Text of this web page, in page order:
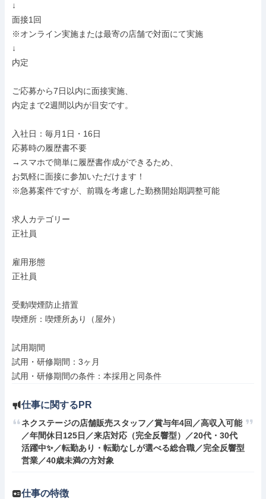
↓
面接1回
※オンライン実施または最寄の店舗で対面にて実施
↓
内定
ご応募から7日以内に面接実施、
内定まで2週間以内が目安です。
入社日：毎月1日・16日
応募時の履歴書不要
→スマホで簡単に履歴書作成ができるため、
お気軽に面接に参加いただけます！
※急募案件ですが、前職を考慮した勤務開始期調整可能
求人カテゴリー
正社員
雇用形態
正社員
受動喫煙防止措置
喫煙所：喫煙所あり（屋外）
試用期間
試用・研修期間：3ヶ月
試用・研修期間の条件：本採用と同条件
仕事に関するPR
ネクステージの店舗販売スタッフ／賞与年4回／高収入可能
／年間休日125日／来店対応（完全反響型）／20代・30代
活躍中✨／転勤あり・転勤なしが選べる総合職／完全反響型
営業／40歳未満の方対象
仕事の特徴